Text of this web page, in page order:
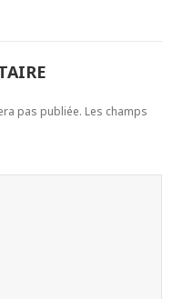
pas publiée. Les champs